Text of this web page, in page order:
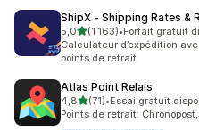
ShipX ‑ Shipping Rates &
5,0étoile(s) sur 5
(1 163)
1163 avis au total
•Forfait gratuit
Calculateur d’expédition
points de retrait
Atlas Point Relais
4,8étoile(s) sur 5
(71)
71 avis au total
•Essai gratuit
Points de retrait: